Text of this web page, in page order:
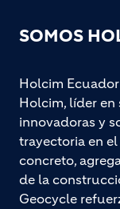
SOMOS
Holcim
Holcim, líder
innovadoras y
trayectoria en
concreto,
de la
Geocycle